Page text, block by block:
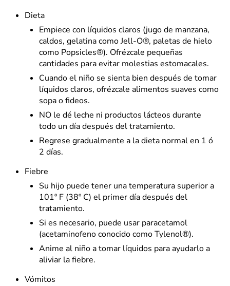
Dieta
Empiece con líquidos claros (jugo de manzana,
caldos, gelatina como Jell-O®, paletas de hielo
como Popsicles®). Ofrézcale pequeñas
cantidades para evitar molestias estomacales.
Cuando el niño se sienta bien después de tomar
líquidos claros, ofrézcale alimentos suaves como
sopa o fideos.
NO le dé leche ni productos lácteos durante
todo un día después del tratamiento.
Regrese gradualmente a la dieta normal en 1 ó
2 días.
Fiebre
Su hijo puede tener una temperatura superior a
101º F (38º C) el primer día después del
tratamiento.
Si es necesario, puede usar paracetamol
(acetaminofeno conocido como Tylenol®).
Anime al niño a tomar líquidos para ayudarlo a
aliviar la fiebre.
Vómitos